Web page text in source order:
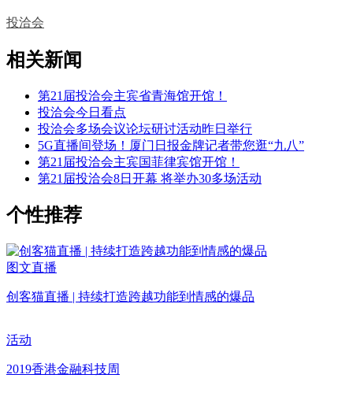
投洽会
相关新闻
第21届投洽会主宾省青海馆开馆！
投洽会今日看点
投洽会多场会议论坛研讨活动昨日举行
5G直播间登场！厦门日报金牌记者带您逛“九八”
第21届投洽会主宾国菲律宾馆开馆！
第21届投洽会8日开幕 将举办30多场活动
个性推荐
图文直播
创客猫直播 | 持续打造跨越功能到情感的爆品
活动
2019香港金融科技周